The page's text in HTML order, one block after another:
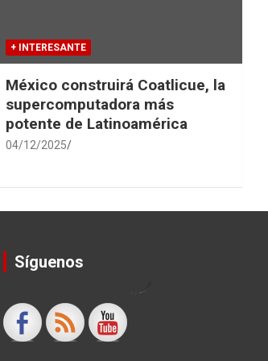
+ INTERESANTE
México construirá Coatlicue, la
supercomputadora más
potente de Latinoamérica
04/12/2025
Síguenos